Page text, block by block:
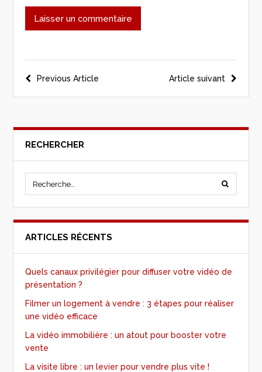
Article suivant
Previous Article
RECHERCHER
ARTICLES RÉCENTS
Quels canaux privilégier pour diffuser votre vidéo de
présentation ?
Filmer un logement à vendre : 3 étapes pour réaliser
une vidéo efficace
La vidéo immobilière : un atout pour booster votre
vente
La visite libre : un levier pour vendre plus vite !